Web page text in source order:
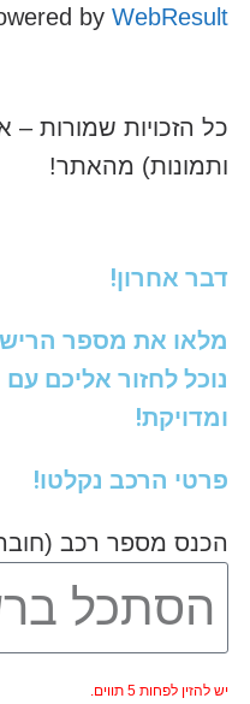
byWebResult
כל הזכויות שמורות –
ותמונות) מהאתר!
דבר אחרון!
מלאו את מספר
נוכל לחזור אליכם
ומדויקת!
פרטי הרכב נקלטו!
הכנס מספר רכב
יש להזין לפחות 5 תווים.